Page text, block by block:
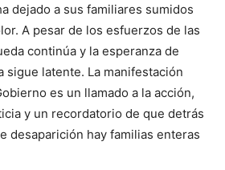
dejado a sus familiares sumidos
A pesar de los esfuerzos de las
continúa y la esperanza de
sigue latente. La manifestación
es un llamado a la acción,
y un recordatorio de que detrás
desaparición hay familias enteras